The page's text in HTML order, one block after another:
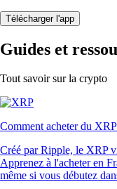
Télécharger l'app
Guides et
Tout savoir sur la crypto
Comment acheter du
Créé par Ripple, le XRP
Apprenez à l'acheter en
même si vous débutez